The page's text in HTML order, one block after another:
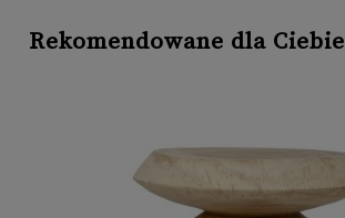
Rekomendowane dla Ciebie